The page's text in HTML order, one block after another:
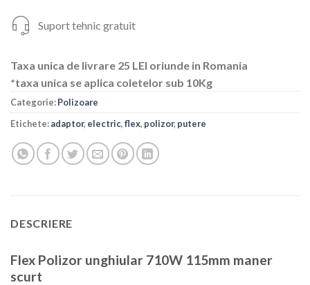
Suport tehnic gratuit
Taxa unica de livrare 25 LEI oriunde in Romania
*taxa unica se aplica coletelor sub 10Kg
Categorie:Polizoare
Etichete:adaptor, electric,flex, polizor, putere
DESCRIERE
Flex Polizor unghiular 710W 115mm maner
scurt